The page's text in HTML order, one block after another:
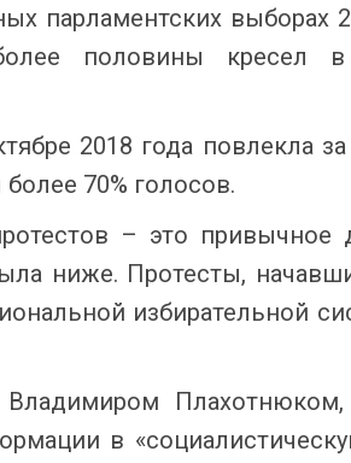
парламентских
половины кресел
2018 года повлекла
70% голосов.
– это
ниже. Протесты,
избирательной
в